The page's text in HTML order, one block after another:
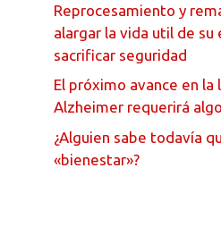
Reprocesamiento y
alargar la vida util de su
sacrificar seguridad
El próximo avance en la
Alzheimer requerirá
¿Alguien sabe todavía
«bienestar»?